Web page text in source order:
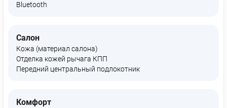
Bluetooth
Салон
Кожа (материал салона)
Отделка кожей рычага КПП
Передний центральный подлокотник
Комфорт